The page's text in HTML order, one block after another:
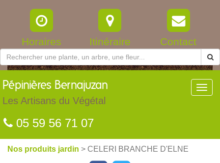
Horaires Itinéraire Contact
Pépinières Bernajuzan
Les Artisans du Végétal
05 59 56 71 07
Nos produits jardin > CELERI BRANCHE D'ELNE